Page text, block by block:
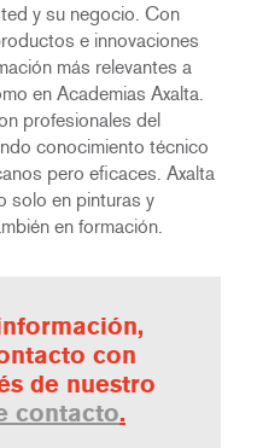
y su negocio. Con
e innovaciones
más relevantes a
en Academias Axalta.
profesionales del
conocimiento técnico
pero eficaces. Axalta
solo en pinturas y
en formación.
con
de nuestro
contacto.